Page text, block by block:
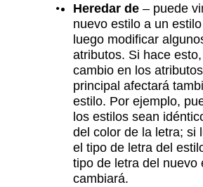
Heredar de – puede
nuevo estilo a un
luego modificar
atributos. Si hace
cambio en los
principal afectará
estilo. Por ejemplo,
los estilos sean
del color de la letra; si
el tipo de letra del
tipo de letra del nuevo
cambiará.